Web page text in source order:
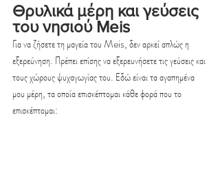
Θρυλικά μέρη και γεύσεις
του νησιού Meis
Για να ζήσετε τη μαγεία του Meis, δεν αρκεί απλώς η
εξερεύνηση. Πρέπει επίσης να εξερευνήσετε τις γεύσεις και
τους χώρους ψυχαγωγίας του. Εδώ είναι τα αγαπημένα
μου μέρη, τα οποία επισκέπτομαι κάθε φορά που το
επισκέπτομαι: